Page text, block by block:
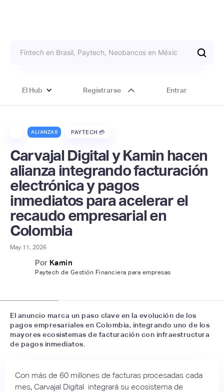
El Hub Registrarse Entrar
ALIANZAS PAYTECH 💳
Carvajal Digital y Kamin hacen
alianza integrando facturación
electrónica y pagos
inmediatos para acelerar el
recaudo empresarial en
Colombia
May 11, 2026
Por Kamin
Paytech de Gestión Financiera para empresas
El anuncio marca un paso clave en la evolución de los
pagos empresariales en Colombia, integrando uno de los
mayores ecosistemas de facturación con infraestructura
de pagos inmediatos.
Con más de 60 millones de facturas procesadas cada
mes, Carvajal Digital integrará su ecosistema de